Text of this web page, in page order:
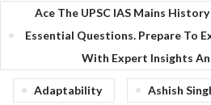
Ace The UPSC IAS Mains
Essential Questions. Prepare To
With Expert Insights
Adaptability Ashish